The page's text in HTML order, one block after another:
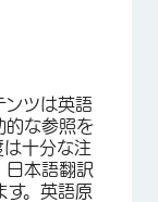
ンツは英語
的な参照を
は十分な注
日本語翻訳
す。英語原